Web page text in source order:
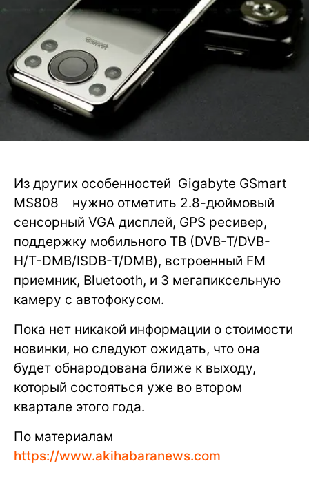
Из других особенностей Gigabyte GSmart
MS808 нужно отметить 2.8-дюймовый
сенсорный VGA дисплей, GPS ресивер,
поддержку мобильного ТВ (DVB-T/DVB-
H/T-DMB/ISDB-T/DMB), встроенный FM
приемник, Bluetooth, и 3 мегапиксельную
камеру с автофокусом.
Пока нет никакой информации о стоимости
новинки, но следуют ожидать, что она
будет обнародована ближе к выходу,
который состояться уже во втором
квартале этого года.
По материалам
https://www.akihabaranews.com